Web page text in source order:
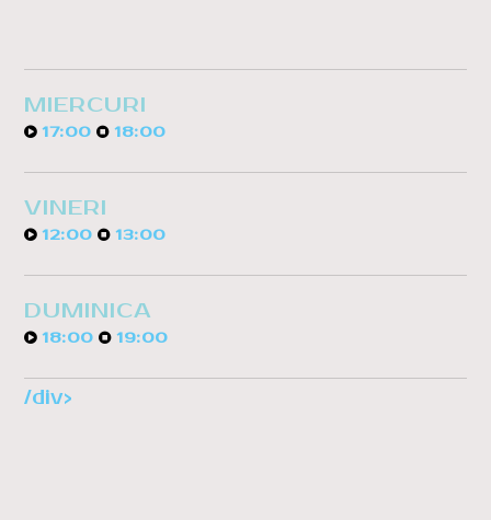
MIERCURI
17:00 18:00
VINERI
12:00 13:00
DUMINICA
18:00 19:00
/div>